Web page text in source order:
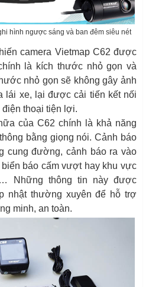
hình ngược sáng và ban đêm siêu nét
camera Vietmap C62 được
là kích thước nhỏ gọn và
nhỏ gọn sẽ không gây ảnh
lái xe, lại được cải tiến kết nối
thoại tiện lợi.
của C62 chính là khả năng
bằng giọng nói. Cảnh báo
cung đường, cảnh báo ra vào
báo cấm vượt hay khu vực
Những thông tin này được
nhật thường xuyên để hỗ trợ
minh, an toàn.